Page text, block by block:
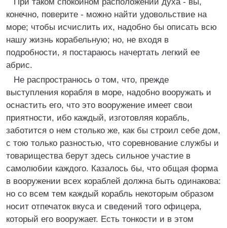
конечно, поверите - можно найти удовольствие на
море; чтобы исчислить их, надобно бы описать всю
нашу жизнь корабельную; но, не входя в
подробности, я постараюсь начертать легкий ее
абрис.
Не распространюсь о том, что, прежде
выступления корабля в море, надобно вооружать и
оснастить его, что это вооружение имеет свои
приятности, ибо каждый, изготовляя корабль,
заботится о нем столько же, как бы строил себе дом,
с тою только разностью, что соревнование службы и
товарищества берут здесь сильное участие в
самолюбии каждого. Казалось бы, что общая форма
в вооружении всех кораблей должна быть одинакова:
но со всем тем каждый корабль некоторым образом
носит отпечаток вкуса и сведений того офицера,
который его вооружает. Есть тонкости и в этом